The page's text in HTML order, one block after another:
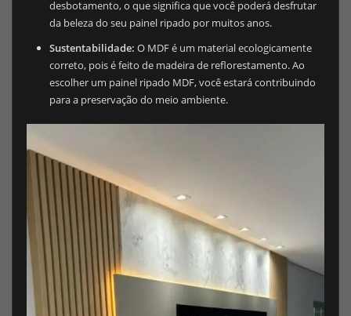
desbotamento, o que significa que você poderá desfrutar
da beleza do seu painel ripado por muitos anos.
Sustentabilidade: O MDF é um material ecologicamente
correto, pois é feito de madeira de reflorestamento. Ao
escolher um painel ripado MDF, você estará contribuindo
para a preservação do meio ambiente.